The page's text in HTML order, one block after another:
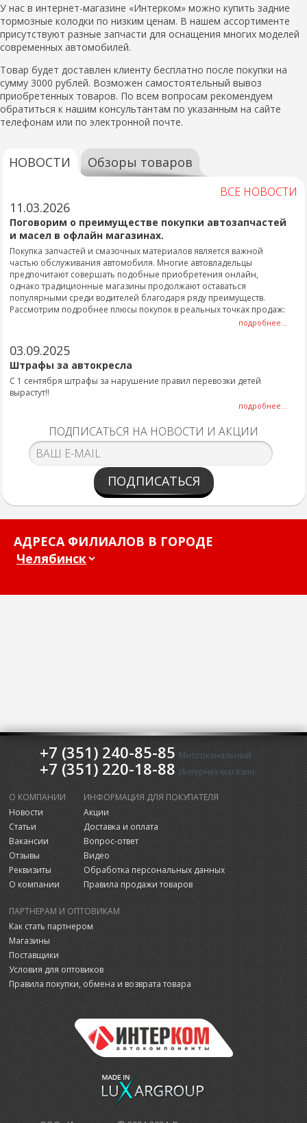
У нас в интернет-магазине «Интерком» можно купить задние
тормозные колодки по низким ценам. В нашем ассортименте
присутствуют разные запчасти для оснащения многих моделей
современных автомобилей.
Товар будет доставлен клиенту бесплатно после покупки на
сумму 3000 рублей. Возможен самостоятельный вывоз
приобретенных товаров. По всем вопросам рекомендуем
обратиться к нашим консультантам по указанным на сайте
телефонам или по электронной почте.
НОВОСТИ Обзоры товаров
ВСЕ НОВОСТИ
11.03.2026
Поговорим о преимуществе покупки автозапчастей
и масел в офлайн магазинах.
Покупка запчастей и смазочных материалов является важной
частью обслуживания автомобиля. Многие автовладельцы
предпочитают совершать подобные приобретения онлайн,
однако традиционные магазины продолжают оставаться
популярными среди водителей благодаря ряду преимуществ.
Рассмотрим подробнее плюсы покупок в реальных точках продаж:
подробнее...
03.09.2025
Штрафы за автокресла
С 1 сентября штрафы за нарушение правил перевозки детей
вырастут!!
подробнее...
ПОДПИСАТЬСЯ НА НОВОСТИ И АКЦИИ
ПОДПИСАТЬСЯ
АДРЕСА ФИЛИАЛОВ В ГОРОДЕ
+7 (351) 240-85-85 Многоканальный
+7 (351) 220-18-88 Интернет-магазин
О КОМПАНИИ
Новости
Статьи
Вакансии
Отзывы
Реквизиты
О компании
ИНФОРМАЦИЯ ДЛЯ ПОКУПАТЕЛЯ
Акции
Доставка и оплата
Вопрос-ответ
Видео
Обработка персональных данных
Правила продажи товаров
ПАРТНЕРАМ И ОПТОВИКАМ
Как стать партнером
Магазины
Поставщики
Условия для оптовиков
Правила покупки, обмена и возврата товара